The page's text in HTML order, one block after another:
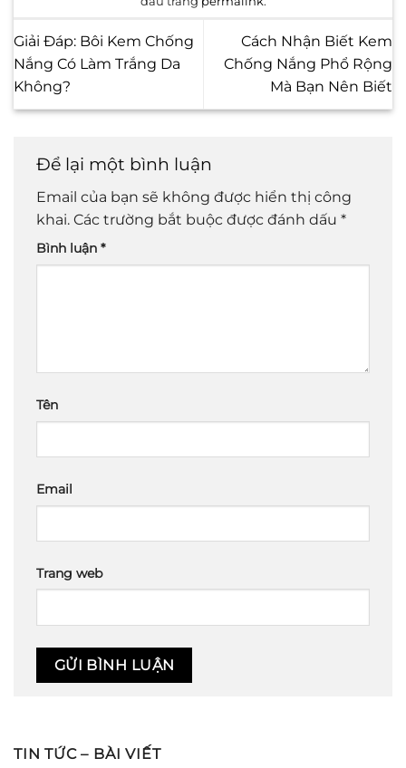
Giải Đáp: Bôi Kem Chống
Nắng Có Làm Trắng Da
Không?
Cách Nhận Biết Kem
Chống Nắng Phổ Rộng
Mà Bạn Nên Biết
Để lại một bình luận
Email của bạn sẽ không được hiển thị công
khai. Các trường bắt buộc được đánh dấu *
Bình luận *
Tên
Email
Trang web
TIN TỨC – BÀI VIẾT